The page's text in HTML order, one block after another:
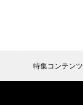
特集コンテンツ